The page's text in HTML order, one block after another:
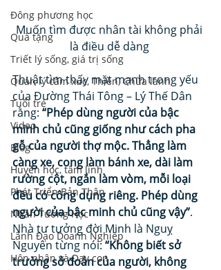
Đông phương học
Quà tặng
Triết lý sống, giá trị sống
Quản lý cảm xúc, Thiền, Chữa lành
Tuổi trẻ
Video
Blog
Huyền học, tâm linh
Phát Triển Bản Thân
Nhân Tướng Học
Lãnh Đạo Doanh Nghiệp
Hôn nhân và Dạy con
Muốn tìm được nhân tài không phải
là điều dễ dàng
Thuật tìm thấy mặt mạnh trong yếu
của Đường Thái Tông – Lý Thế Dân
rằng: “Phép dùng người của bậc
minh chủ cũng giống như cách pha
gỗ của người thợ mộc. Thẳng làm
càng xe, cong làm bánh xe, dài làm
rường cột, ngắn làm vòm, mỗi loại
đều có công dụng riêng. Phép dùng
người của bậc minh chủ cũng vậy”.
Nhà tư tưởng đời Minh là Nguỵ
Nguyên từng nói: “Không biết sở
trường sở đoản của người, không